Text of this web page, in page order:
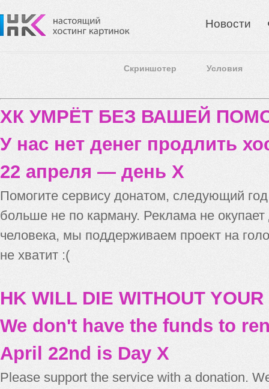
Новости
Скриншотер Условия
ХК УМРЁТ БЕЗ ВАШЕЙ
У нас нет денег продлить
22 апреля — день X
Помогите сервису донатом, следующий
больше не по карману. Реклама не
человека, мы поддерживаем проект на
не хватит :(
HK WILL DIE WITHOUT
We don't have the funds to
April 22nd is Day X
Please support the service with a donation.